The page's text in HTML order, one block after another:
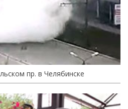
пр. в Челябинске